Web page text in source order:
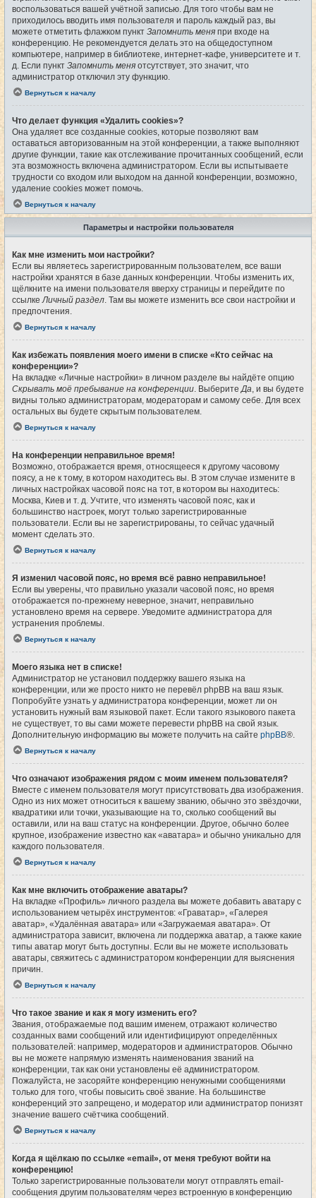
воспользоваться вашей учётной записью. Для того чтобы вам не
приходилось вводить имя пользователя и пароль каждый раз, вы
можете отметить флажком пункт Запомнить меня при входе на
конференцию. Не рекомендуется делать это на общедоступном
компьютере, например в библиотеке, интернет-кафе, университете и т.
д. Если пункт Запомнить меня отсутствует, это значит, что
администратор отключил эту функцию.
Вернуться к началу
Что делает функция «Удалить cookies»?
Она удаляет все созданные cookies, которые позволяют вам
оставаться авторизованным на этой конференции, а также выполняют
другие функции, такие как отслеживание прочитанных сообщений, если
эта возможность включена администратором. Если вы испытываете
трудности со входом или выходом на данной конференции, возможно,
удаление cookies может помочь.
Вернуться к началу
Параметры и настройки пользователя
Как мне изменить мои настройки?
Если вы являетесь зарегистрированным пользователем, все ваши
настройки хранятся в базе данных конференции. Чтобы изменить их,
щёлкните на имени пользователя вверху страницы и перейдите по
ссылкеЛичный раздел. Там вы можете изменить все свои настройки и
предпочтения.
Вернуться к началу
Как избежать появления моего имени в списке «Кто сейчас на
конференции»?
На вкладке «Личные настройки» в личном разделе вы найдёте опцию
Скрывать моё пребывание на конференции. ВыберитеДа, и вы будете
видны только администраторам, модераторам и самому себе. Для всех
остальных вы будете скрытым пользователем.
Вернуться к началу
На конференции неправильное время!
Возможно, отображается время, относящееся к другому часовому
поясу, а не к тому, в котором находитесь вы. В этом случае измените в
личных настройках часовой пояс на тот, в котором вы находитесь:
Москва, Киев и т. д. Учтите, что изменять часовой пояс, как и
большинство настроек, могут только зарегистрированные
пользователи. Если вы не зарегистрированы, то сейчас удачный
момент сделать это.
Вернуться к началу
Я изменил часовой пояс, но время всё равно неправильное!
Если вы уверены, что правильно указали часовой пояс, но время
отображается по-прежнему неверное, значит, неправильно
установлено время на сервере. Уведомите администратора для
устранения проблемы.
Вернуться к началу
Моего языка нет в списке!
Администратор не установил поддержку вашего языка на
конференции, или же просто никто не перевёл phpBB на ваш язык.
Попробуйте узнать у администратора конференции, может ли он
установить нужный вам языковой пакет. Если такого языкового пакета
не существует, то вы сами можете перевести phpBB на свой язык.
Дополнительную информацию вы можете получить на сайте phpBB®.
Вернуться к началу
Что означают изображения рядом с моим именем пользователя?
Вместе с именем пользователя могут присутствовать два изображения.
Одно из них может относиться к вашему званию, обычно это звёздочки,
квадратики или точки, указывающие на то, сколько сообщений вы
оставили, или на ваш статус на конференции. Другое, обычно более
крупное, изображение известно как «аватара» и обычно уникально для
каждого пользователя.
Вернуться к началу
Как мне включить отображение аватары?
На вкладке «Профиль» личного раздела вы можете добавить аватару с
использованием четырёх инструментов: «Граватар», «Галерея
аватар», «Удалённая аватара» или «Загружаемая аватара». От
администратора зависит, включена ли поддержка аватар, а также какие
типы аватар могут быть доступны. Если вы не можете использовать
аватары, свяжитесь с администратором конференции для выяснения
причин.
Вернуться к началу
Что такое звание и как я могу изменить его?
Звания, отображаемые под вашим именем, отражают количество
созданных вами сообщений или идентифицируют определённых
пользователей: например, модераторов и администраторов. Обычно
вы не можете напрямую изменять наименования званий на
конференции, так как они установлены её администратором.
Пожалуйста, не засоряйте конференцию ненужными сообщениями
только для того, чтобы повысить своё звание. На большинстве
конференций это запрещено, и модератор или администратор понизят
значение вашего счётчика сообщений.
Вернуться к началу
Когда я щёлкаю по ссылке «email», от меня требуют войти на
конференцию!
Только зарегистрированные пользователи могут отправлять email-
сообщения другим пользователям через встроенную в конференцию